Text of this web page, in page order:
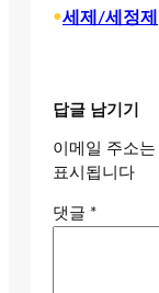
•세제/세정제
답글 남기기
이메일 주소
표시됩니다
댓글 *